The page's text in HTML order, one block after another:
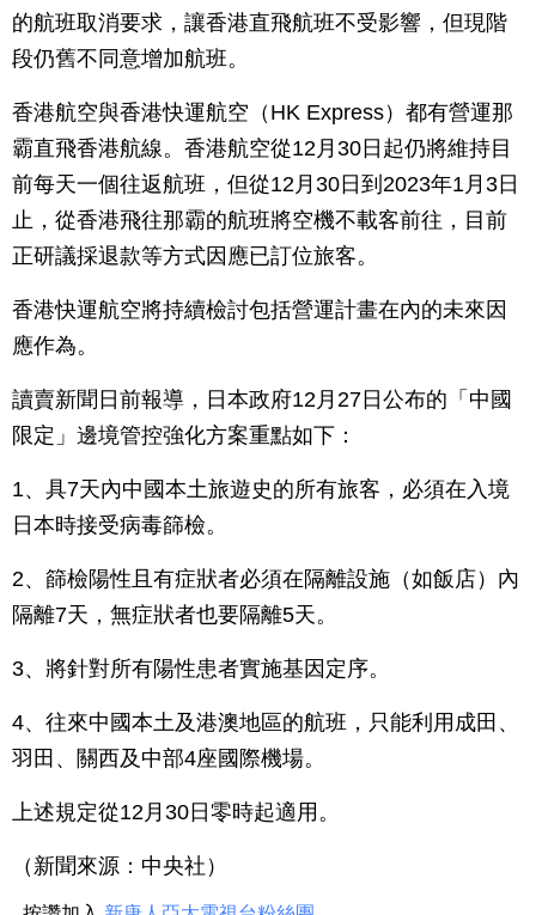
的航班取消要求，讓香港直飛航班不受影響，但現階
段仍舊不同意增加航班。
香港航空與香港快運航空（HK Express）都有營運那
霸直飛香港航線。香港航空從12月30日起仍將維持目
前每天一個往返航班，但從12月30日到2023年1月3日
止，從香港飛往那霸的航班將空機不載客前往，目前
正研議採退款等方式因應已訂位旅客。
香港快運航空將持續檢討包括營運計畫在內的未來因
應作為。
讀賣新聞日前報導，日本政府12月27日公布的「中國
限定」邊境管控強化方案重點如下：
1、具7天內中國本土旅遊史的所有旅客，必須在入境
日本時接受病毒篩檢。
2、篩檢陽性且有症狀者必須在隔離設施（如飯店）內
隔離7天，無症狀者也要隔離5天。
3、將針對所有陽性患者實施基因定序。
4、往來中國本土及港澳地區的航班，只能利用成田、
羽田、關西及中部4座國際機場。
上述規定從12月30日零時起適用。
（新聞來源：中央社）